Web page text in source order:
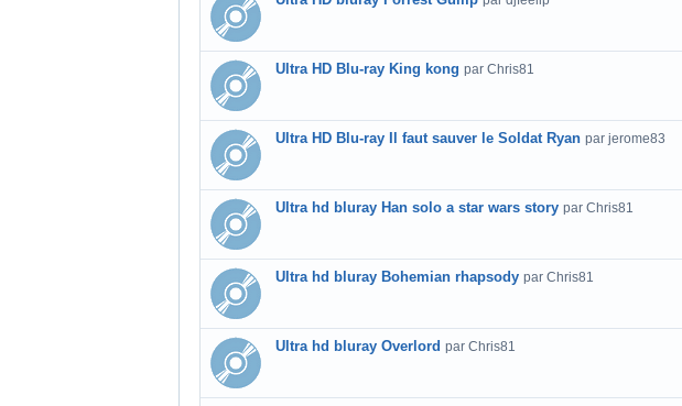
Ultra HD Blu-ray King kong par Chris81
Ultra HD Blu-ray Il faut sauver le Soldat Ryan par jerome83
Ultra hd bluray Han solo a star wars story par Chris81
Ultra hd bluray Bohemian rhapsody par Chris81
Ultra hd bluray Overlord par Chris81